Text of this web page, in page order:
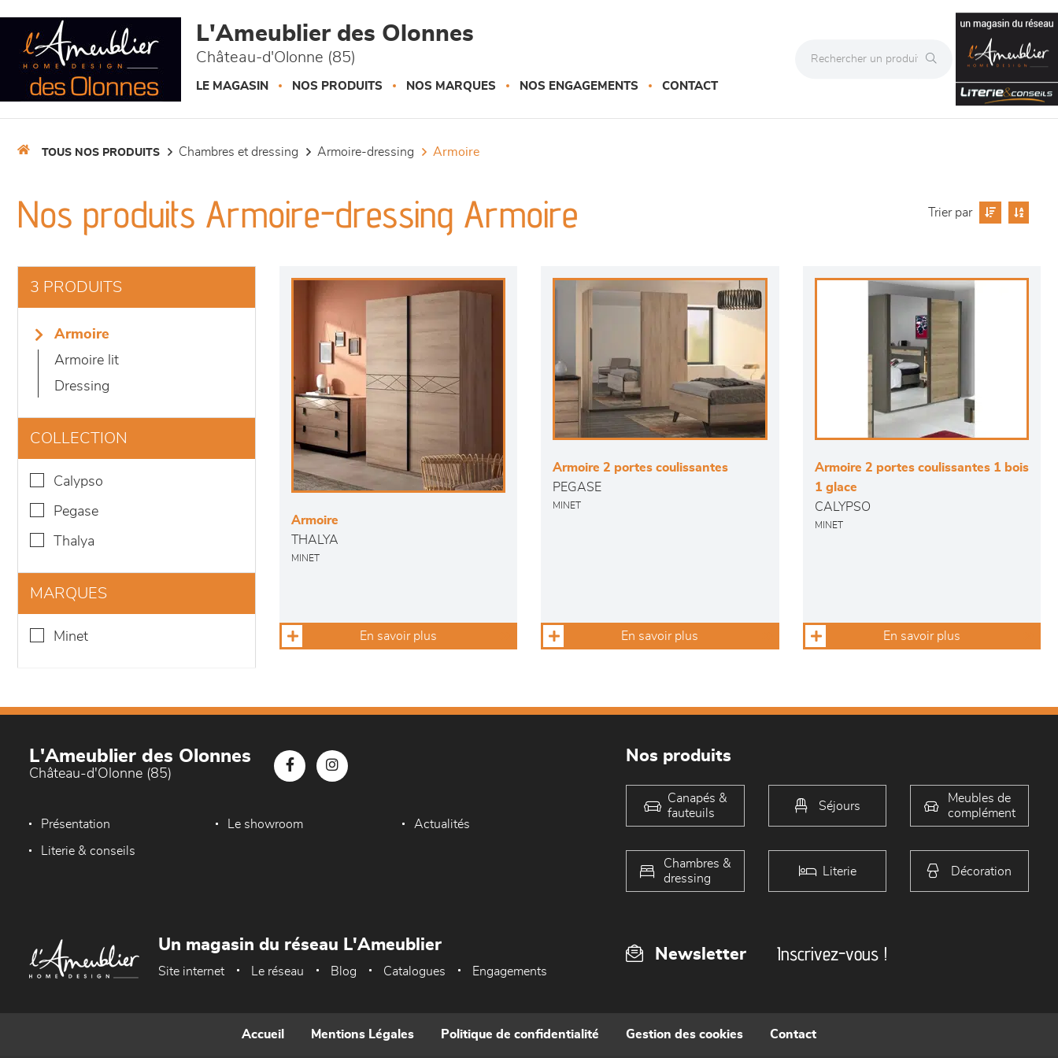
L'Ameublier des Olonnes
Château-d'Olonne (85)
LE MAGASIN NOS PRODUITS NOS MARQUES NOS ENGAGEMENTS CONTACT
TOUS NOS PRODUITS chambres et dressing armoire-dressing armoire
Nos produits Armoire-dressing Armoire Trier par
3 PRODUITS
armoire
armoire lit
dressing
COLLECTION
calypso
pegase
thalya
MARQUES
minet
Armoire
THALYA
MINET
En savoir plus
Armoire 2 portes coulissantes
PEGASE
MINET
En savoir plus
Armoire 2 portes coulissantes 1 bois
1 glace
CALYPSO
MINET
En savoir plus
L'Ameublier des Olonnes
Château-d'Olonne (85)
Présentation Le showroom Actualités
Literie & conseils
Nos produits
Canapés &
fauteuils
Séjours
Meubles de
complément
Chambres &
dressing
Literie Décoration
Newsletter Inscrivez-vous !
Un magasin du réseau L'Ameublier
Site internet Le réseau Blog Catalogues Engagements
Accueil Mentions Légales Politique de confidentialité Gestion des cookies Contact